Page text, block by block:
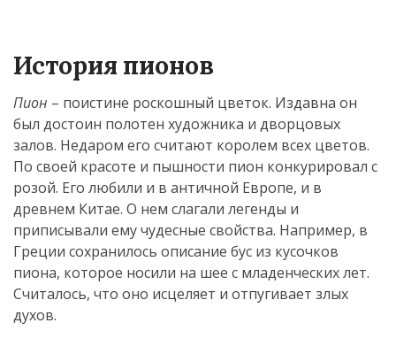
История пионов
Пион – поистине роскошный цветок. Издавна он
был достоин полотен художника и дворцовых
залов. Недаром его считают королем всех цветов.
По своей красоте и пышности пион конкурировал с
розой. Его любили и в античной Европе, и в
древнем Китае. О нем слагали легенды и
приписывали ему чудесные свойства. Например, в
Греции сохранилось описание бус из кусочков
пиона, которое носили на шее с младенческих лет.
Считалось, что оно исцеляет и отпугивает злых
духов.